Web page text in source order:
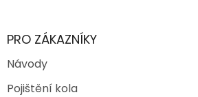
PRO ZÁKAZNÍKY
Návody
Pojištění kola